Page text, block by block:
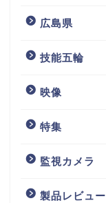
広島県
技能五輪
映像
特集
監視カメラ
製品レビュー